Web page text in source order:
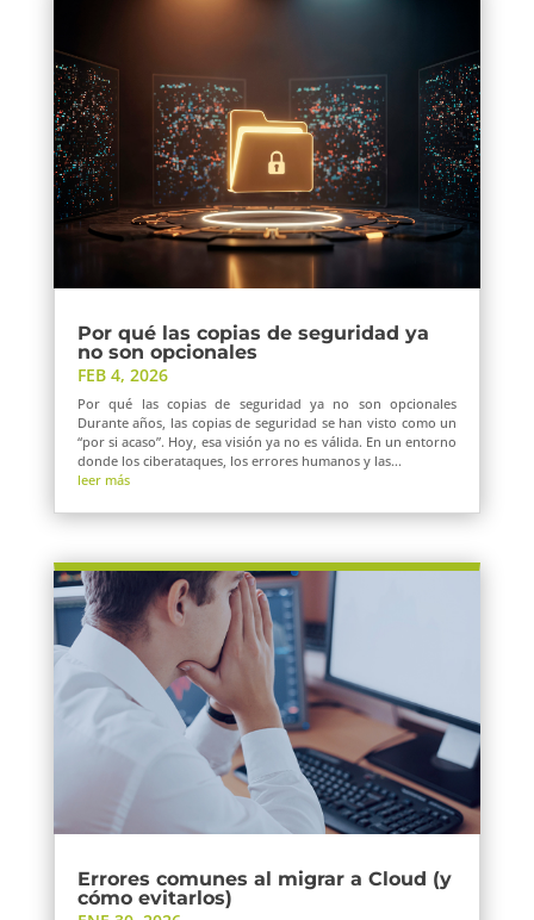
Por qué las copias de seguridad ya
no son opcionales
FEB 4, 2026
Por qué las copias de seguridad ya no son opcionales
Durante años, las copias de seguridad se han visto como un
“por si acaso”. Hoy, esa visión ya no es válida. En un entorno
donde los ciberataques, los errores humanos y las...
leer más
Errores comunes al migrar a Cloud (y
cómo evitarlos)